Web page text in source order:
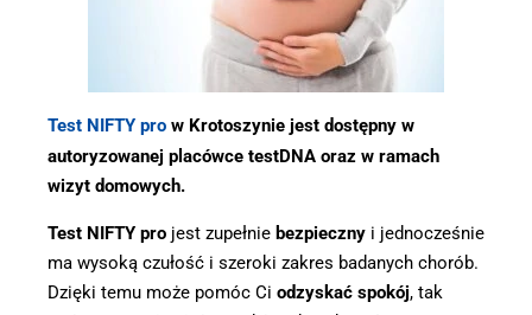
Test NIFTY pro w Krotoszynie jest dostępny w
autoryzowanej placówce testDNA oraz w ramach
wizyt domowych.
Test NIFTY pro jest zupełnie bezpieczny i jednocześnie
ma wysoką czułość i szeroki zakres badanych chorób.
Dzięki temu może pomóc Ci odzyskać spokój, tak